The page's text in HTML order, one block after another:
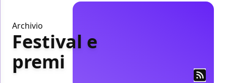
Archivio
Festival e
premi